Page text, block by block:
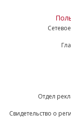
Отдел
Свидетельство о